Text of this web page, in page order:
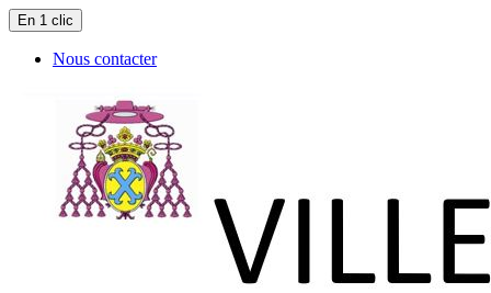
En 1 clic
Nous contacter